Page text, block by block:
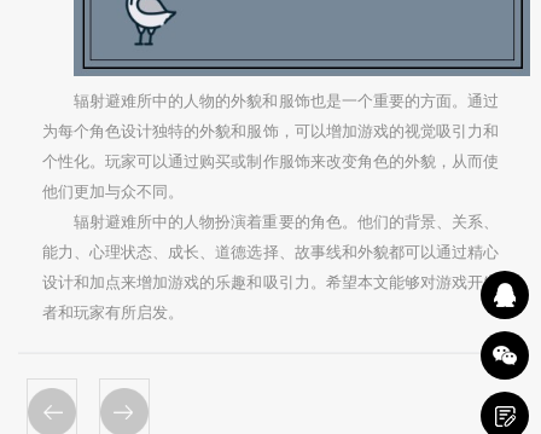
辐射避难所中的人物的外貌和服饰也是一个重要的方面。通过
为每个角色设计独特的外貌和服饰，可以增加游戏的视觉吸引力和
个性化。玩家可以通过购买或制作服饰来改变角色的外貌，从而使
他们更加与众不同。
辐射避难所中的人物扮演着重要的角色。他们的背景、关系、
能力、心理状态、成长、道德选择、故事线和外貌都可以通过精心
设计和加点来增加游戏的乐趣和吸引力。希望本文能够对游戏开发
者和玩家有所启发。